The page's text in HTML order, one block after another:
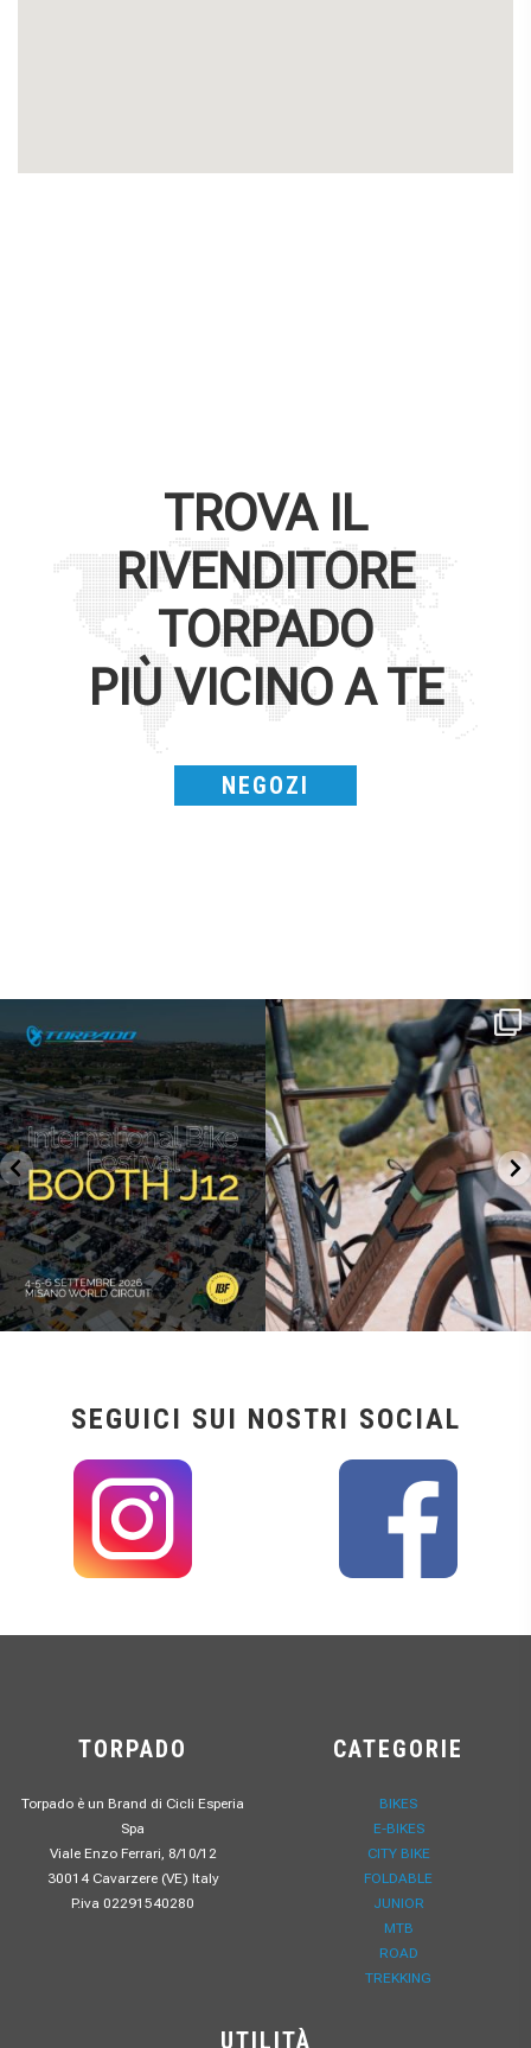
TROVA IL
RIVENDITORE
TORPADO
PIÙ VICINO A TE
NEGOZI
IBF sta per...
17 1
Kepler R è la gravel pensata per affrontare
lunghe...
27 0
SEGUICI SUI NOSTRI SOCIAL
TORPADO
Torpado è un Brand di Cicli Esperia
Spa
Viale Enzo Ferrari, 8/10/12
30014 Cavarzere (VE) Italy
P.iva 02291540280
CATEGORIE
BIKES
E-BIKES
CITY BIKE
FOLDABLE
JUNIOR
MTB
ROAD
TREKKING
UTILITÀ